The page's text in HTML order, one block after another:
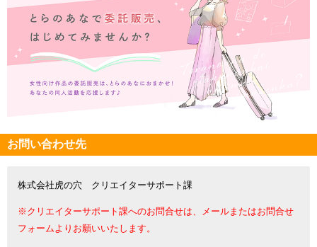
お問い合わせ先
株式会社虎の穴 クリエイターサポート課
※クリエイターサポート課へのお問合せは、メールまたはお問合せ
フォームよりお願いいたします。